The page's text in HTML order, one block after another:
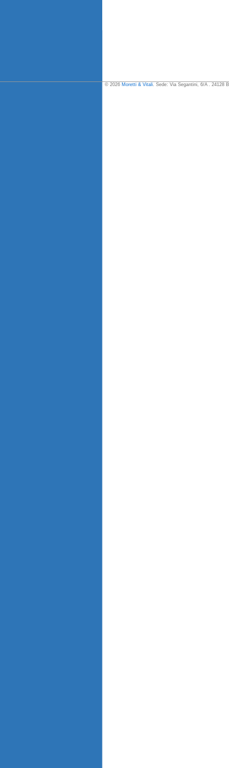
© 2026 Moretti & Vitali. Sede: Via Segantini, 6/A . 24128